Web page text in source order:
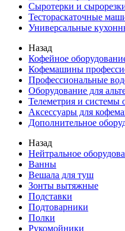
Сыротерки и
Тестораскаточные
Универсальные
Назад
Кофейное
Кофемашины
Профессиональные
Оборудование для
Телеметрия и системы
Аксессуары для
Дополнительное
Назад
Нейтральное
Ванны
Вешала для туш
Зонты вытяжные
Подставки
Подтоварники
Полки
Рукомойники